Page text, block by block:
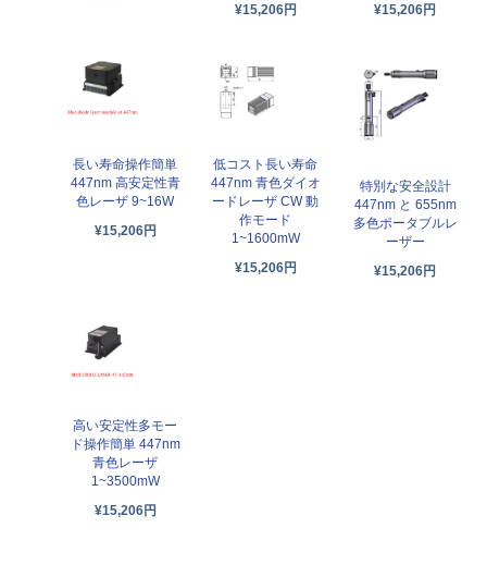
¥15,206円
¥15,206円
長い寿命操作簡単
447nm 高安定性青
色レーザ 9~16W
¥15,206円
低コスト長い寿命
447nm 青色ダイオ
ードレーザ CW 動
作モード
1~1600mW
¥15,206円
特別な安全設計
447nm と 655nm
多色ポータブルレ
ーザー
¥15,206円
高い安定性多モー
ド操作簡単 447nm
青色レーザ
1~3500mW
¥15,206円